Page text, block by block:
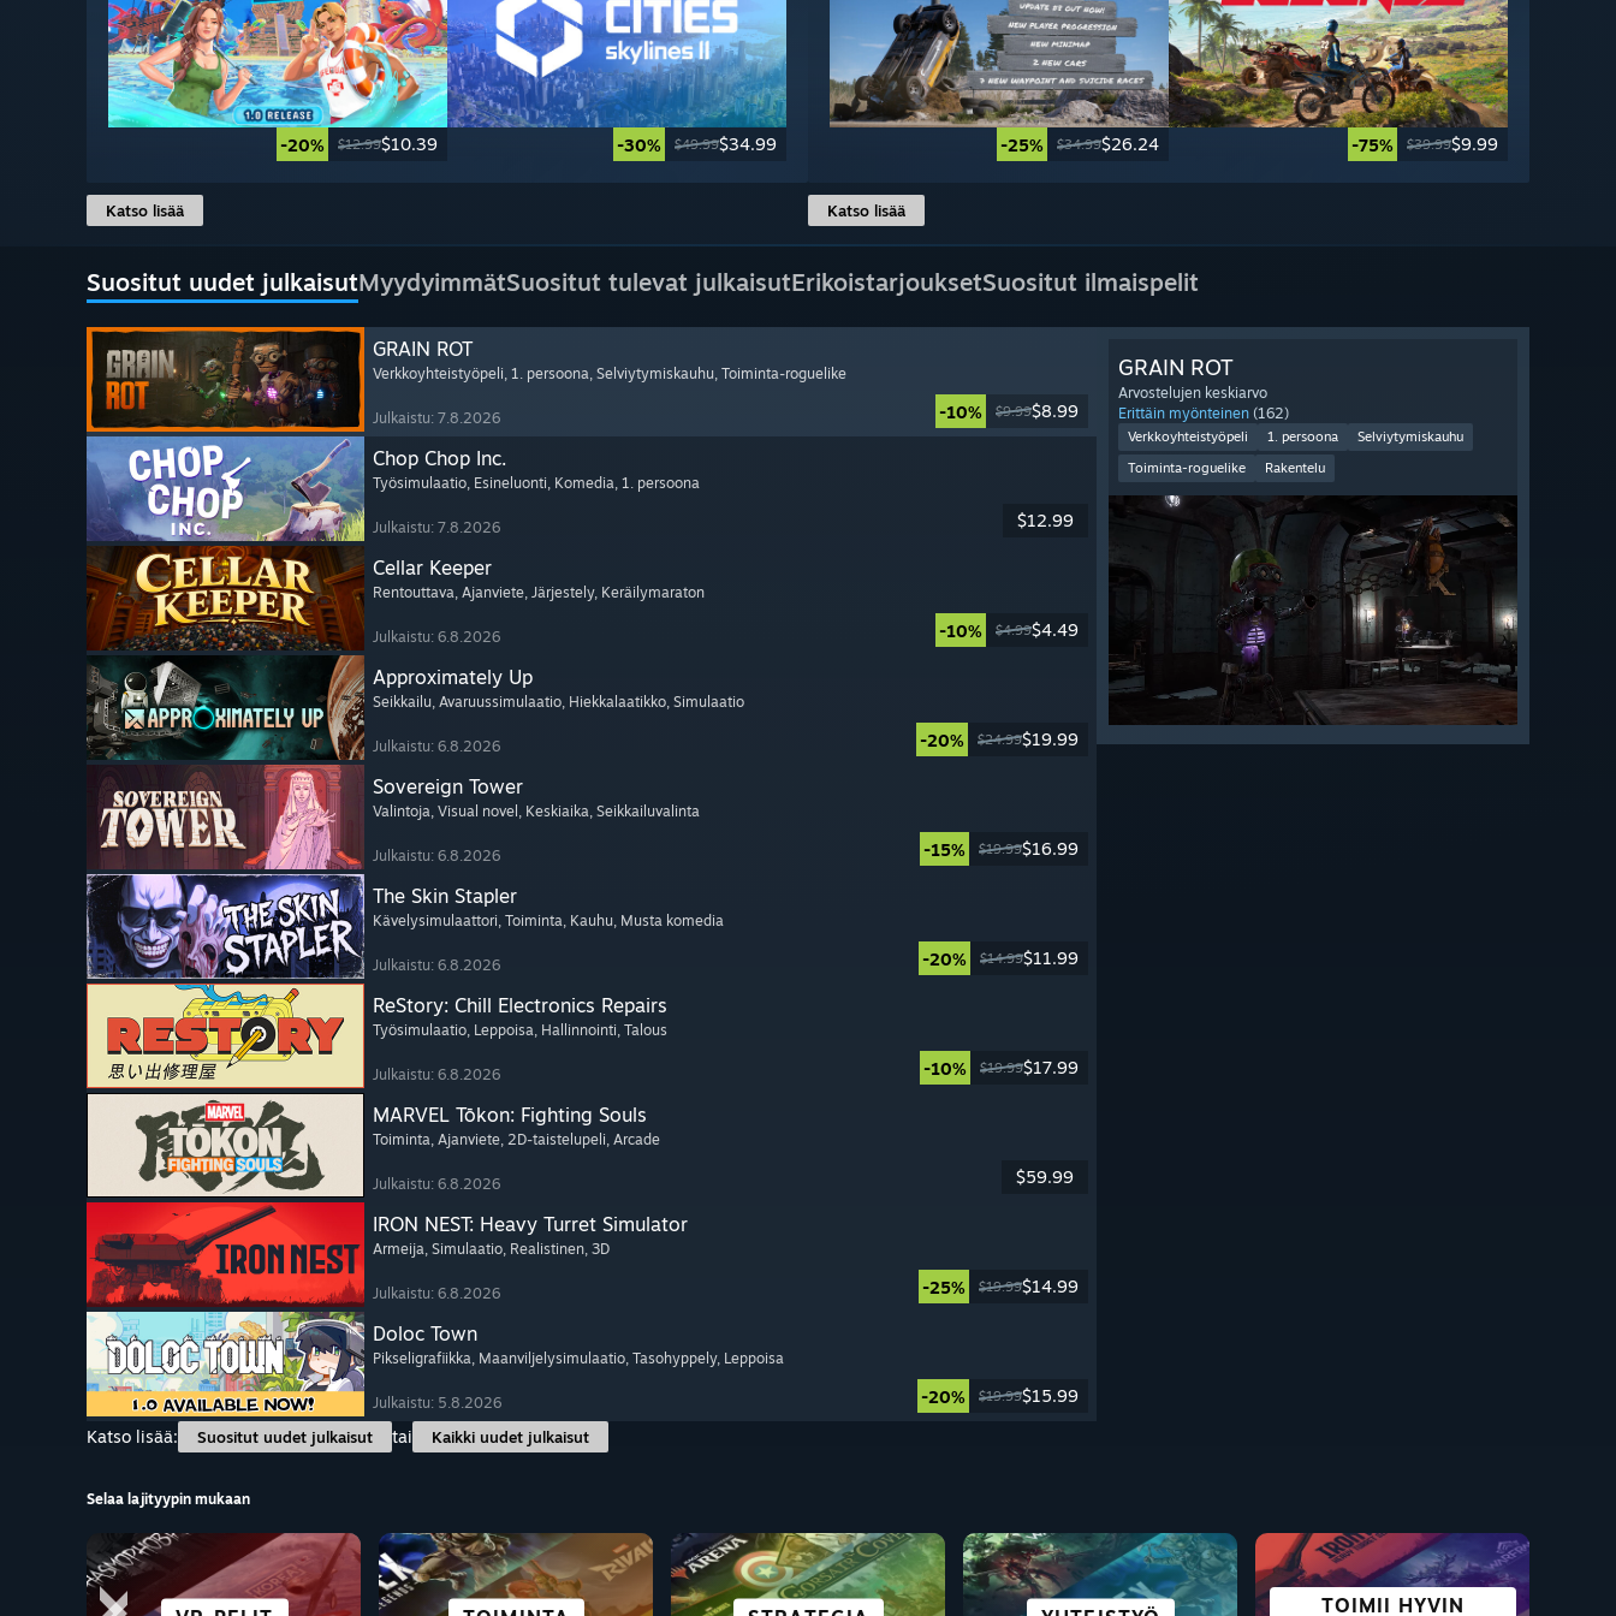
-20% $12.99$10.39 -30% $49.99$34.99
Katso lisää
-25% $34.99$26.24 -75% $39.99$9.99
Katso lisää
Suositut uudet julkaisutMyydyimmätSuositut tulevat julkaisutErikoistarjouksetSuositut ilmaispelit
GRAIN ROT
Verkkoyhteistyöpeli, 1. persoona, Selviytymiskauhu, Toiminta-roguelike
Julkaistu: 7.8.2026 -10% $9.99$8.99
Chop Chop Inc.
Työsimulaatio, Esineluonti, Komedia, 1. persoona
Julkaistu: 7.8.2026 $12.99
Cellar Keeper
Rentouttava, Ajanviete, Järjestely, Keräilymaraton
Julkaistu: 6.8.2026 -10% $4.99$4.49
Approximately Up
Seikkailu, Avaruussimulaatio, Hiekkalaatikko, Simulaatio
Julkaistu: 6.8.2026 -20% $24.99$19.99
Sovereign Tower
Valintoja, Visual novel , Keskiaika, Seikkailuvalinta
Julkaistu: 6.8.2026 -15% $19.99$16.99
The Skin Stapler
Kävelysimulaattori, Toiminta, Kauhu, Musta komedia
Julkaistu: 6.8.2026 -20% $14.99$11.99
ReStory: Chill Electronics Repairs
Työsimulaatio, Leppoisa, Hallinnointi, Talous
Julkaistu: 6.8.2026 -10% $19.99$17.99
MARVEL Tōkon: Fighting Souls
Toiminta, Ajanviete, 2D-taistelupeli, Arcade
Julkaistu: 6.8.2026 $59.99
IRON NEST: Heavy Turret Simulator
Armeija, Simulaatio, Realistinen, 3D
Julkaistu: 6.8.2026 -25% $19.99$14.99
Doloc Town
Pikseligrafiikka, Maanviljelysimulaatio, Tasohyppely, Leppoisa
Julkaistu: 5.8.2026 -20% $19.99$15.99
Katso lisää:
Suositut uudet julkaisut tai Kaikki uudet julkaisut
GRAIN ROT
Arvostelujen keskiarvo
Erittäin myönteinen (162)
Verkkoyhteistyöpeli 1. persoona
Selviytymiskauhu
Toiminta-roguelike
Rakentelu
Selaa lajityypin mukaan
TOIMII HYVIN
KAUPUNKI JA